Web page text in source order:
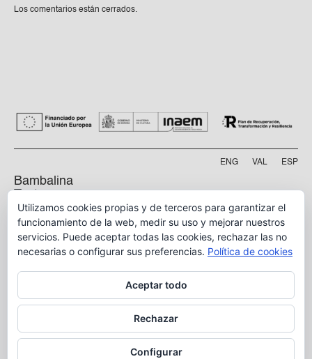
Los comentarios están cerrados.
ENG VAL ESP
Bambalina
Teatre
Practicable
Calle Manyà, 5-bajo
46009, Valencia
info@bambalina.es
Tel (+34) 664 576 071
Aviso Legal
Utilizamos cookies propias y de terceros para garantizar el
funcionamiento de la web, medir su uso y mejorar nuestros
servicios. Puede aceptar todas las cookies, rechazar las no
necesarias o configurar sus preferencias. Política de cookies
Aceptar todo
Rechazar
Configurar